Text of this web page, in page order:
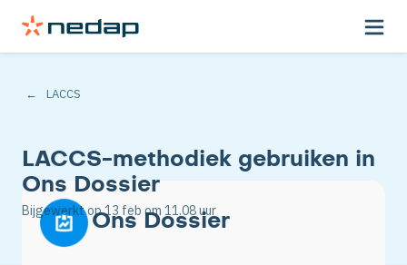
LACCS
LACCS-methodiek gebruiken in
Ons Dossier
Bijgewerkt op13 feb om 11.08 uur
Ons Dossier